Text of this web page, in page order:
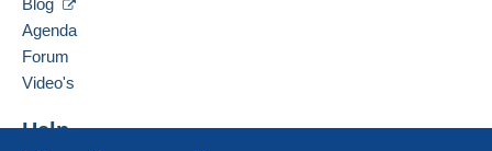
Als de verkoopvoorwaarden van de verkoper
clausules bevatten met betrekking tot de betaling,
moeten deze als nietig worden beschouwd. De
Delcampe, zoals gedefinieerd in de
Agenda
Forum
Video's
Help